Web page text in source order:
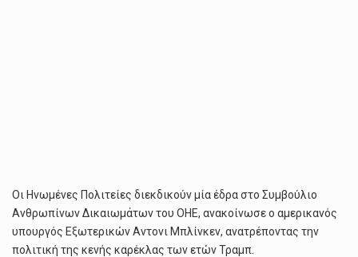
Οι Ηνωμένες Πολιτείες διεκδικούν μία έδρα στο Συμβούλιο
Ανθρωπίνων Δικαιωμάτων του ΟΗΕ, ανακοίνωσε ο αμερικανός
υπουργός Εξωτερικών Αντονι Μπλίνκεν, ανατρέποντας την
πολιτική της κενής καρέκλας των ετών Τραμπ.